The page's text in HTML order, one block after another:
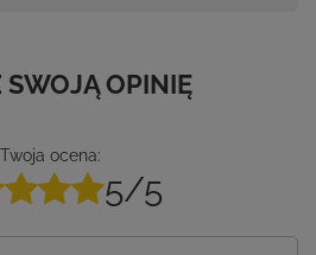
SWOJĄ OPINIĘ
Twoja ocena:
5/5